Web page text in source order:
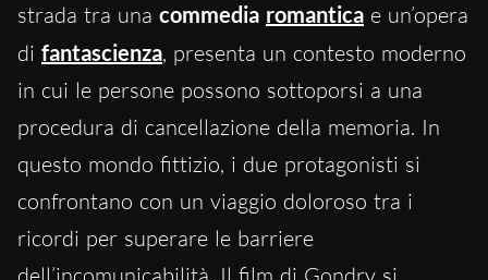
strada tra una commedia romantica e un’opera
di fantascienza, presenta un contesto moderno
in cui le persone possono sottoporsi a una
procedura di cancellazione della memoria. In
questo mondo fittizio, i due protagonisti si
confrontano con un viaggio doloroso tra i
ricordi per superare le barriere